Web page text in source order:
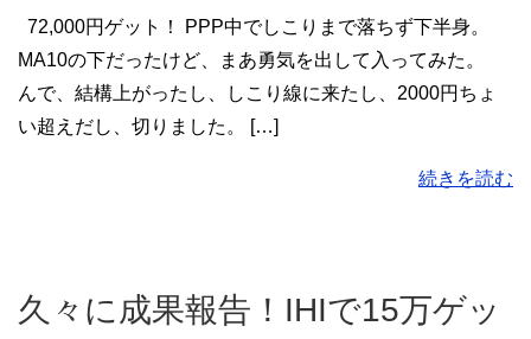
72,000円ゲット！ PPP中でしこりまで落ちず下半身。
MA10の下だったけど、まあ勇気を出して入ってみた。
んで、結構上がったし、しこり線に来たし、2000円ちょ
い超えだし、切りました。 […]
続きを読む
久々に成果報告！IHIで15万ゲッ